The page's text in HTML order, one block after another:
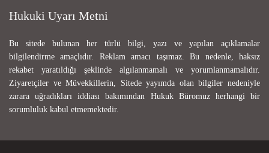
Hukuki Uyarı Metni
Bu sitede bulunan her türlü bilgi, yazı ve yapılan açıklamalar
bilgilendirme amaçlıdır. Reklam amacı taşımaz. Bu nedenle, haksız
rekabet yaratıldığı şeklinde algılanmamalı ve yorumlanmamalıdır.
Ziyaretçiler ve Müvekkillerin, Sitede yayımda olan bilgiler nedeniyle
zarara uğradıkları iddiası bakımından Hukuk Büromuz herhangi bir
sorumluluk kabul etmemektedir.